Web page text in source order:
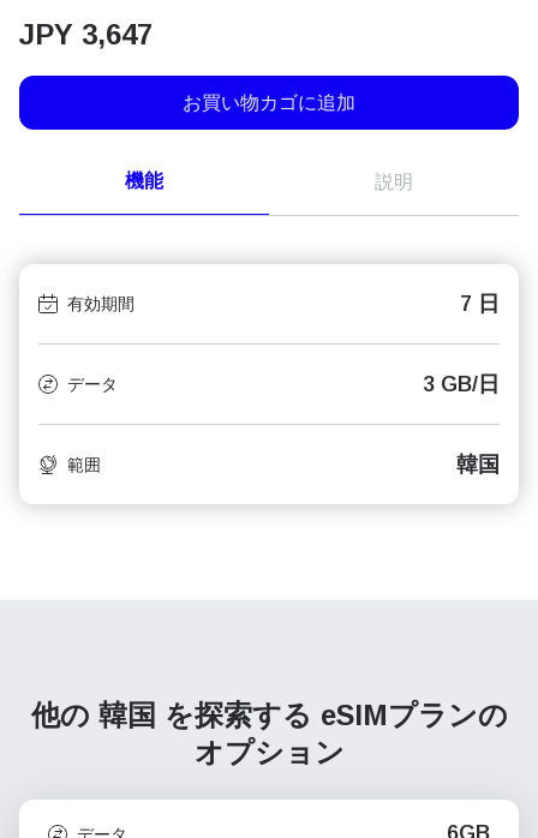
JPY 3,647
お買い物カゴに追加
機能 説明
有効期間 7 日
データ 3 GB/日
範囲 韓国
他の 韓国 を探索する eSIMプランの
オプション
データ 6GB